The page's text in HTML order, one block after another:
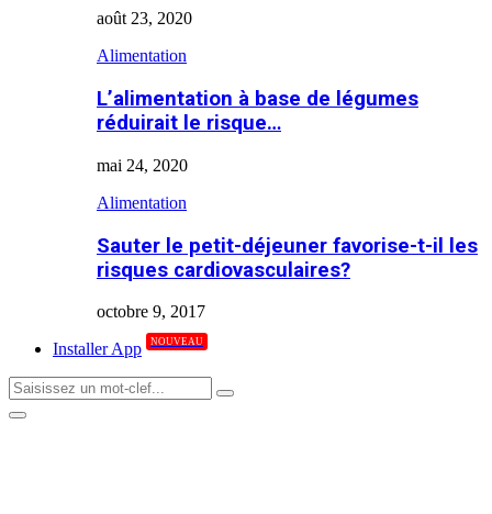
août 23, 2020
Alimentation
L’alimentation à base de légumes
réduirait le risque…
mai 24, 2020
Alimentation
Sauter le petit-déjeuner favorise-t-il les
risques cardiovasculaires?
octobre 9, 2017
Installer App
NOUVEAU
Search
for:
Search
Primary